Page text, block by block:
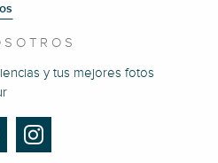
y tus mejores fotos